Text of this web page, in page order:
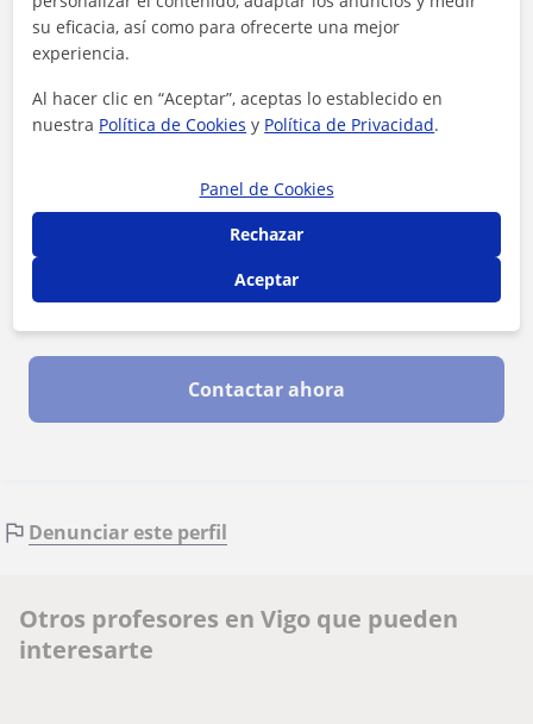
Contactar ahora
Denunciar este perfil
Otros profesores en Vigo que pueden
interesarte
su eficacia, así como para ofrecerte una mejor
experiencia.
Al hacer clic en “Aceptar”, aceptas lo establecido en
nuestra Política de Cookies y Política de Privacidad.
Panel de Cookies
Rechazar
Aceptar